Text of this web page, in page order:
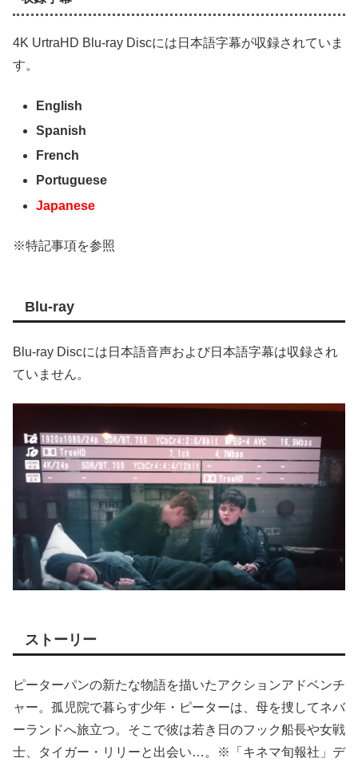
4K UrtraHD Blu-ray Discには日本語字幕が収録されていま
す。
English
Spanish
French
Portuguese
Japanese
※特記事項を参照
Blu-ray
Blu-ray Discには日本語音声および日本語字幕は収録され
ていません。
ストーリー
ピーターパンの新たな物語を描いたアクションアドベンチ
ャー。孤児院で暮らす少年・ピーターは、母を捜してネバ
ーランドへ旅立つ。そこで彼は若き日のフック船長や女戦
士、タイガー・リリーと出会い…。※「キネマ旬報社」デ